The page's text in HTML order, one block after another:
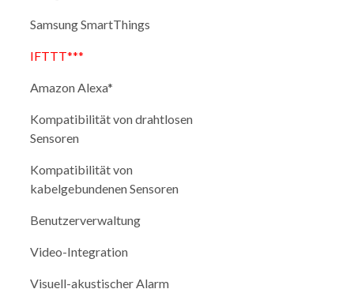
Samsung SmartThings
IFTTT***
Amazon Alexa*
Kompatibilität von drahtlosen
Sensoren
Kompatibilität von
kabelgebundenen Sensoren
Benutzerverwaltung
Video-Integration
Visuell-akustischer Alarm